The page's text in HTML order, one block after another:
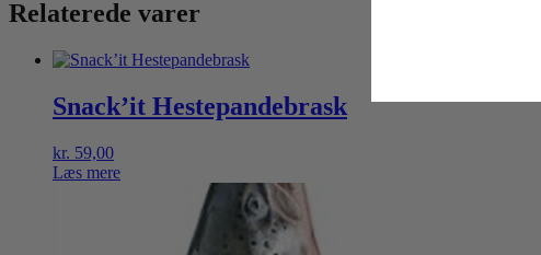
Relaterede varer
Snack’it Hestepandebrask
kr. 59,00
Læs mere